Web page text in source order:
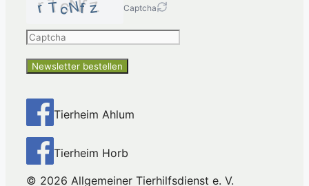
Captcha
Please
enter
characters
in
the
CAPTCHA
Tierheim Ahlum
Tierheim Horb
© 2026 Allgemeiner Tierhilfsdienst e. V.